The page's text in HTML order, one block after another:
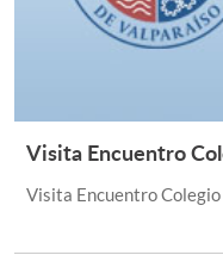
Visita Encuentro
Visita Encuentro Colegio